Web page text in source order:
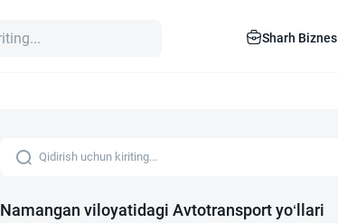
Sharh Biznes
Namangan viloyatidagi Avtotransport yo‘llari